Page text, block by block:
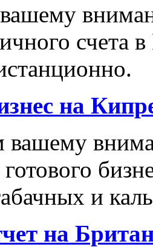
счета
на
вашему
и
на